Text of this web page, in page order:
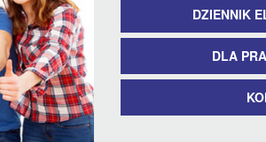
DZIENNIK
DLA